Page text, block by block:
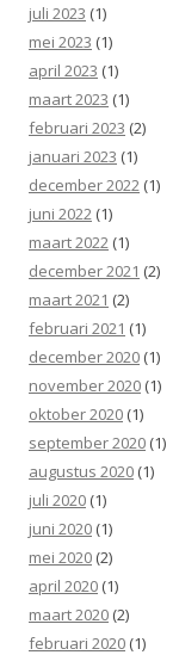
juli 2023 (1)
mei 2023 (1)
april 2023 (1)
maart 2023 (1)
februari 2023 (2)
januari 2023 (1)
december 2022 (1)
juni 2022 (1)
maart 2022 (1)
december 2021 (2)
maart 2021 (2)
februari 2021 (1)
december 2020 (1)
november 2020 (1)
oktober 2020 (1)
september 2020 (1)
augustus 2020 (1)
juli 2020 (1)
juni 2020 (1)
mei 2020 (2)
april 2020 (1)
maart 2020 (2)
februari 2020 (1)